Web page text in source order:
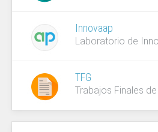
Innovaap
Laboratorio de
TFG
Trabajos Finales